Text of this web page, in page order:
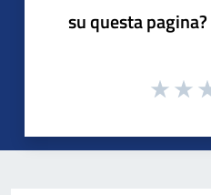
su questa pagina?